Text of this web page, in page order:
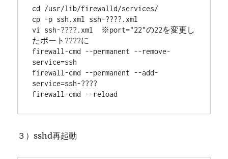
cd /usr/lib/firewalld/services/
cp -p ssh.xml ssh-????.xml
vi ssh-????.xml　※port="22"の22を変更し
たポート????に
firewall-cmd --permanent --remove-
service=ssh
firewall-cmd --permanent --add-
service=ssh-????
firewall-cmd --reload
３）sshd再起動